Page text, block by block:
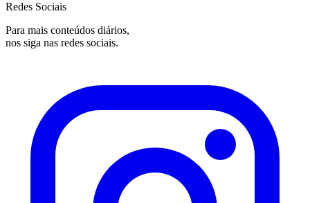
Redes Sociais
Para mais conteúdos diários,
nos siga nas redes sociais.